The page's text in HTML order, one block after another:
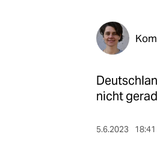
nicht
5.6.2023